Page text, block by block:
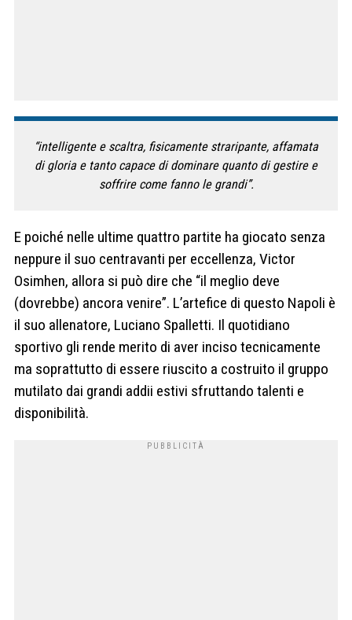
“intelligente e scaltra, fisicamente straripante, affamata
di gloria e tanto capace di dominare quanto di gestire e
soffrire come fanno le grandi”.
E poiché nelle ultime quattro partite ha giocato senza
neppure il suo centravanti per eccellenza, Victor
Osimhen, allora si può dire che “il meglio deve
(dovrebbe) ancora venire”. L’artefice di questo Napoli è
il suo allenatore, Luciano Spalletti. Il quotidiano
sportivo gli rende merito di aver inciso tecnicamente
ma soprattutto di essere riuscito a costruito il gruppo
mutilato dai grandi addii estivi sfruttando talenti e
disponibilità.